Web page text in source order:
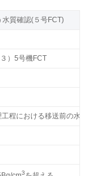
質確認(５号FCT)
）5号機FCT
程における移送前の水
3
質確認(５号FCT)
）5号機FCT
程における移送前の水
3